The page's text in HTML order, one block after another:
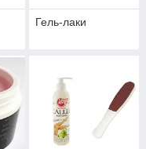
Гель-лаки